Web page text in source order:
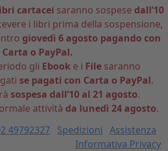
cartacei saranno sospese dall’10
i libri prima della sospensione,
giovedì 6 agosto pagando con
Carta o PayPal.
gli Ebook e i File saranno
se pagati con Carta o PayPal.
sospesa dall’10 al 21 agosto.
attività da lunedì 24 agosto.
49792327 Spedizioni Assistenza
Informativa Privacy